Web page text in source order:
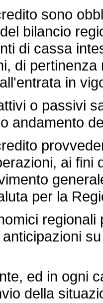
sono
bilancio
di cassa
di
in
o passivi
andamento
ai fini
per la
regionali
ed in ogni
della